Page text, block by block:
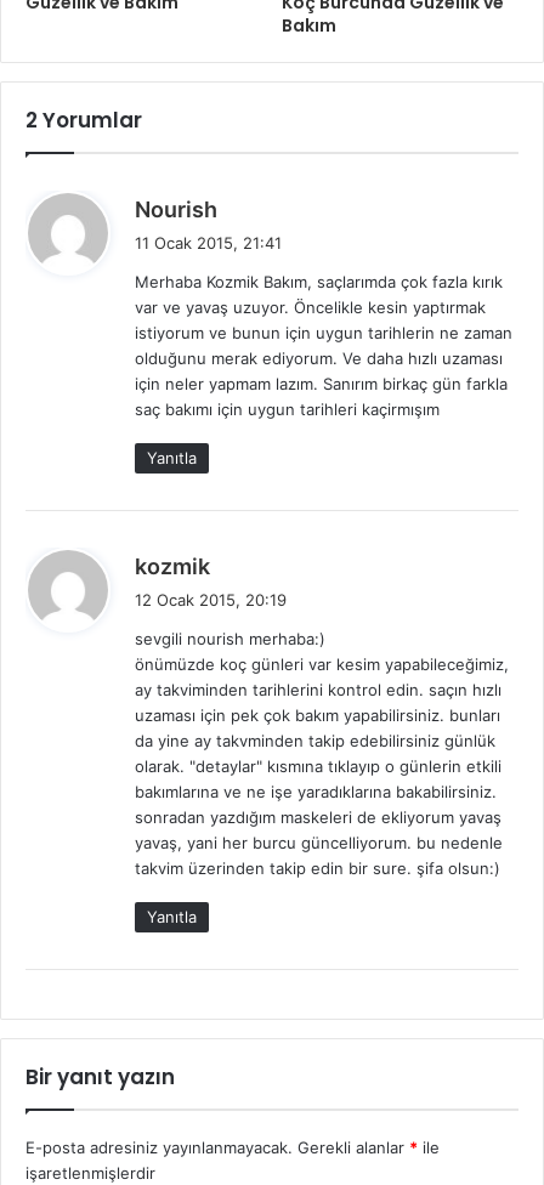
Bakım
2 Yorumlar
Nourish
i
k
i
11 Ocak 2015, 21:41
Merhaba Kozmik Bakım, saçlarımda çok fazla kırık
var ve yavaş uzuyor. Öncelikle kesin yaptırmak
istiyorum ve bunun için uygun tarihlerin ne zaman
olduğunu merak ediyorum. Ve daha hızlı uzaması
için neler yapmam lazım. Sanırım birkaç gün farkla
saç bakımı için uygun tarihleri kaçirmışım
Yanıtla
kozmik
i
k
i
12 Ocak 2015, 20:19
sevgili nourish merhaba:)
önümüzde koç günleri var kesim yapabileceğimiz,
ay takviminden tarihlerini kontrol edin. saçın hızlı
uzaması için pek çok bakım yapabilirsiniz. bunları
da yine ay takvminden takip edebilirsiniz günlük
olarak. "detaylar" kısmına tıklayıp o günlerin etkili
bakımlarına ve ne işe yaradıklarına bakabilirsiniz.
sonradan yazdığım maskeleri de ekliyorum yavaş
yavaş, yani her burcu güncelliyorum. bu nedenle
takvim üzerinden takip edin bir sure. şifa olsun:)
Yanıtla
Bir yanıt yazın
E-posta adresiniz yayınlanmayacak. Gerekli alanlar * ile
işaretlenmişlerdir